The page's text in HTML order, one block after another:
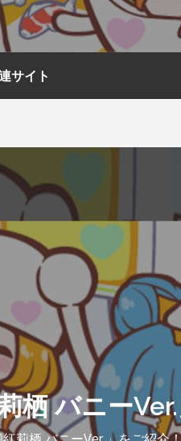
サイト
栖 バニー